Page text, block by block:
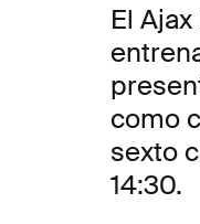
El
como
sexto
14:30.